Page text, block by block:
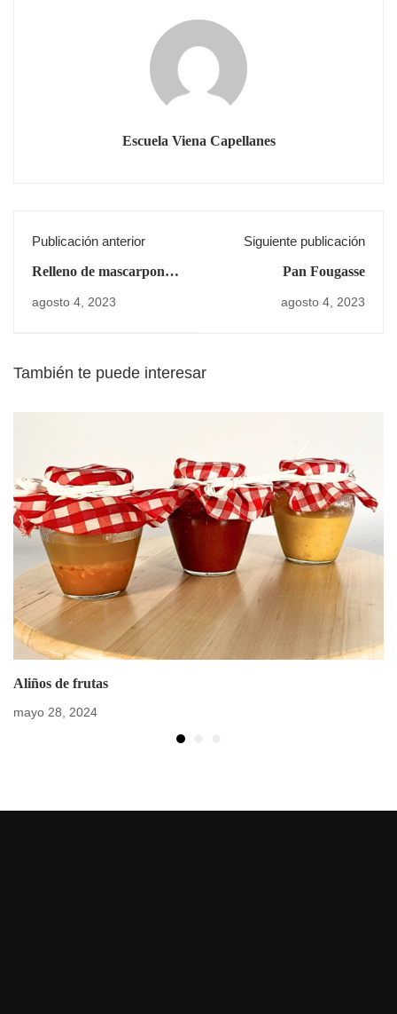
Escuela Viena Capellanes
Publicación anterior
Relleno de mascarpone
agosto 4, 2023
Siguiente publicación
Pan Fougasse
agosto 4, 2023
También te puede interesar
Aliños de frutas
mayo 28, 2024